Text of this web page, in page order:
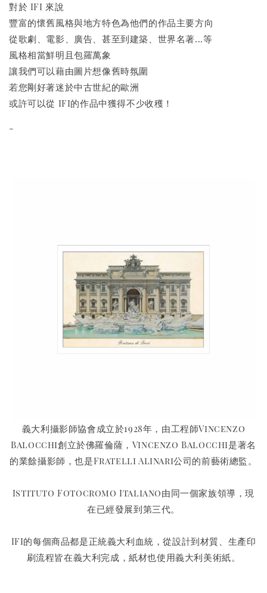
對於 IFI 來說
豐富的懷舊風格與地方特色為他們的作品主要方向
從歌劇、電影、廣告、甚至到建築、世界名著...等
風格相當鮮明且包羅萬象
讓我們可以藉由圖片想像舊時氛圍
若您剛好著迷於中古世紀的歐洲
或許可以從 IFI的作品中獲得不少收穫！
-
義大利攝影師協會成立於1928年，由工程師Vincenzo
Balocchi創立於佛羅倫薩，Vincenzo Balocchi是著名
的業餘攝影師，也是Fratelli Alinari公司的前藝術總監。
Istituto Fotocromo Italiano由同一個家族領導，現
在已經發展到第三代。
IFI的每個商品都是正統義大利血統，從設計到材質、生產印
刷流程皆在義大利完成，紙材也使用義大利美術紙。